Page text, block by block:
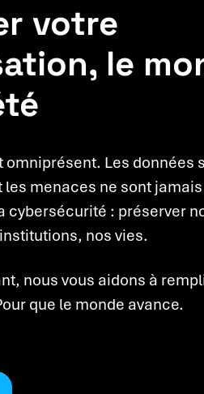
votre
le
omniprésent. Les données
menaces ne sont jamais
cybersécurité : préserver
nos vies.
nous vous aidons à
que le monde avance.